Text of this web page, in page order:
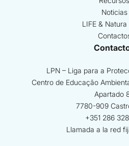
Noticias
LIFE &
LPN – Liga para a
Centro de Educação
Apartado
7780-909
+351 286
Llamada a la red